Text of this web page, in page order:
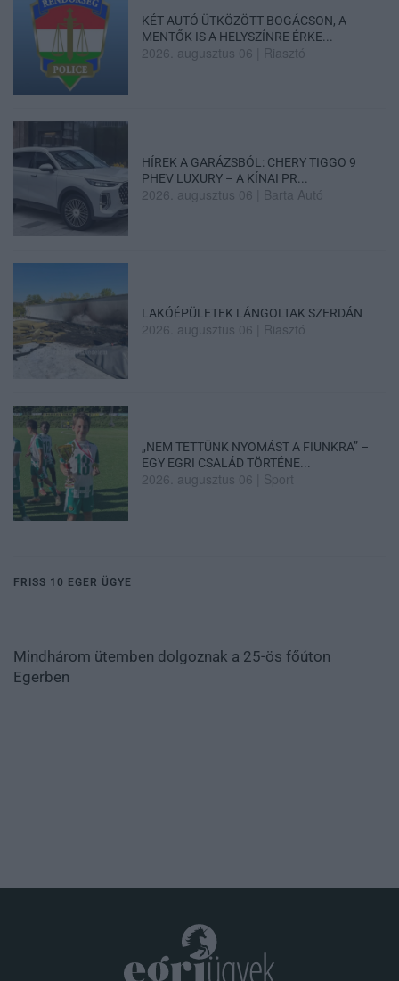
KÉT AUTÓ ÜTKÖZÖTT BOGÁCSON, A
MENTŐK IS A HELYSZÍNRE ÉRKE...
2026. augusztus 06 Riasztó
HÍREK A GARÁZSBÓL: CHERY TIGGO 9
PHEV LUXURY – A KÍNAI PR...
2026. augusztus 06 Barta Autó
LAKÓÉPÜLETEK LÁNGOLTAK SZERDÁN
2026. augusztus 06 Riasztó
„NEM TETTÜNK NYOMÁST A FIUNKRA” –
EGY EGRI CSALÁD TÖRTÉNE...
2026. augusztus 06 Sport
FRISS 10 EGER ÜGYE
Mindhárom ütemben dolgoznak a 25-ös főúton
Egerben